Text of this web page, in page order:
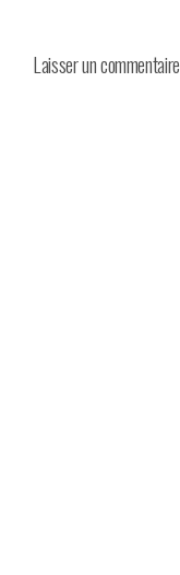
Laisser un commentaire